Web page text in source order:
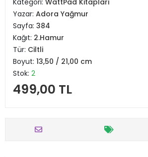
Kategori: WattPad Kitapları
Yazar: Adora Yağmur
Sayfa: 384
Kağıt: 2.Hamur
Tür: Ciltli
Boyut: 13,50 / 21,00 cm
Stok: 2
499,00 TL